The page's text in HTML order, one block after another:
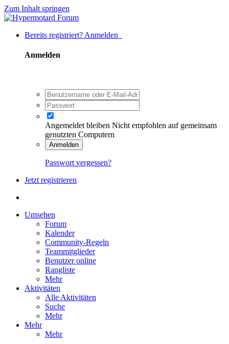
Zum Inhalt springen
Bereits registriert? Anmelden
Anmelden
Angemeldet bleiben Nicht empfohlen auf gemeinsam
genutzten Computern
Anmelden
Passwort vergessen?
Jetzt registrieren
Umsehen
Forum
Kalender
Community-Regeln
Teammitglieder
Benutzer online
Rangliste
Mehr
Aktivitäten
Alle Aktivitäten
Suche
Mehr
Mehr
Mehr